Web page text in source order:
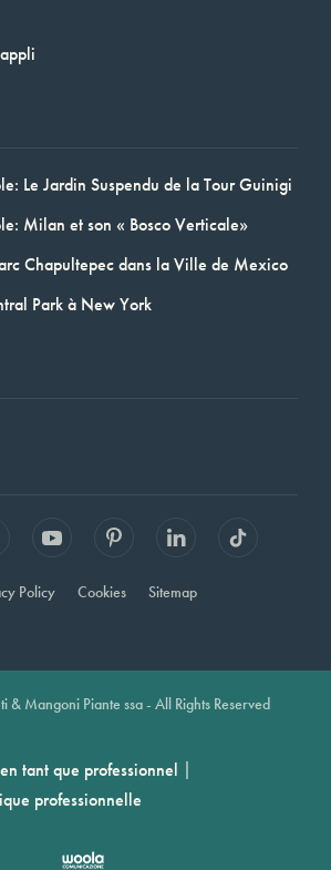
Le Jardin Suspendu de la Tour Guinigi
Milan et son « Bosco Verticale»
Chapultepec dans la Ville de Mexico
Park à New York
Policy Cookies Sitemap
Mangoni Piante ssa - All Rights Reserved
tant que professionnel |
professionnelle